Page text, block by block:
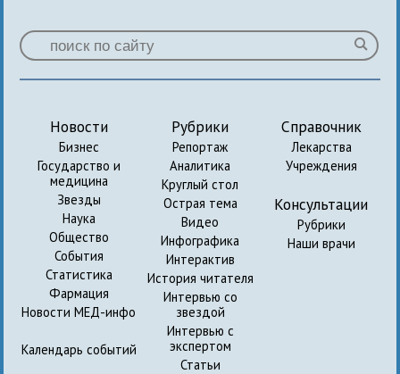
Новости
Бизнес
Государство и
медицина
Звезды
Наука
Общество
События
Статистика
Фармация
Новости МЕД-инфо
Календарь событий
Рубрики
Репортаж
Аналитика
Круглый стол
Острая тема
Видео
Инфографика
Интерактив
История читателя
Интервью со
звездой
Интервью с
экспертом
Статьи
Справочник
Лекарства
Учреждения
Консультации
Рубрики
Наши врачи